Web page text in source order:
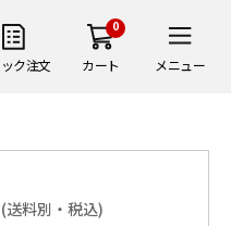
ク注文
0
カート メニュー
(送料別・税込)